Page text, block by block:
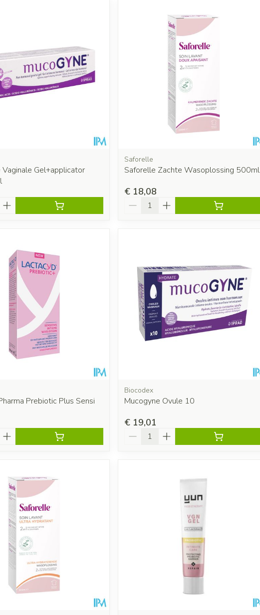
Vaginale Gel+applicator
Saforelle
Saforelle Zachte Wasoplossing 500ml
€ 18,08
Aantal
Prebiotic Plus Sensi
Biocodex
Mucogyne Ovule 10
€ 19,01
Aantal